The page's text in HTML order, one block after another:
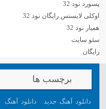
پسورد نود 32
اوکلی لایسنس رایگان نود 32
همیار نود 32
سئو سایت
رایگان
برچسب ها
دانلود آهنگ جدید دانلود آهنگ